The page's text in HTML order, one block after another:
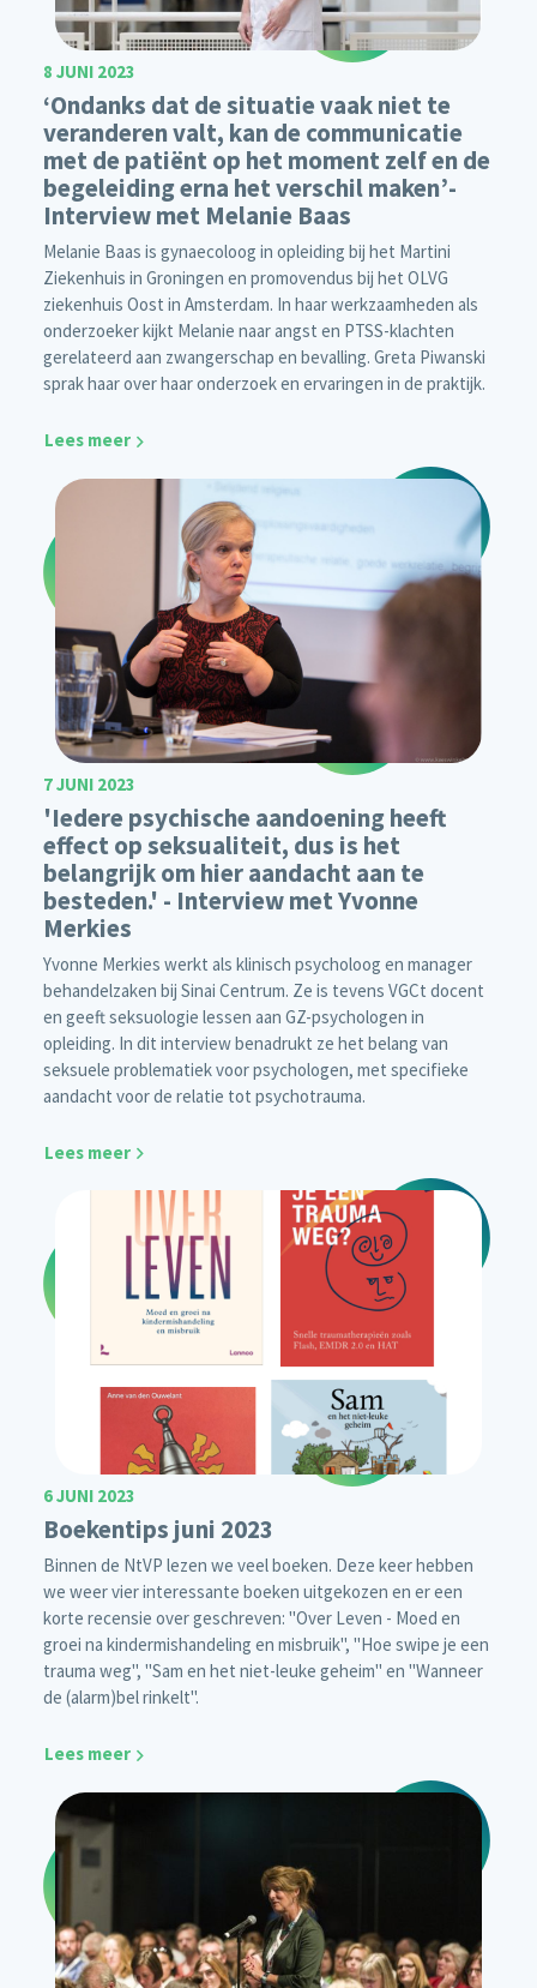
8 JUNI 2023
‘Ondanks dat de situatie vaak niet te
veranderen valt, kan de communicatie
met de patiënt op het moment zelf en de
begeleiding erna het verschil maken’-
Interview met Melanie Baas
Melanie Baas is gynaecoloog in opleiding bij het Martini
Ziekenhuis in Groningen en promovendus bij het OLVG
ziekenhuis Oost in Amsterdam. In haar werkzaamheden als
onderzoeker kijkt Melanie naar angst en PTSS-klachten
gerelateerd aan zwangerschap en bevalling. Greta Piwanski
sprak haar over haar onderzoek en ervaringen in de praktijk.
Lees meer
7 JUNI 2023
'Iedere psychische aandoening heeft
effect op seksualiteit, dus is het
belangrijk om hier aandacht aan te
besteden.' - Interview met Yvonne
Merkies
Yvonne Merkies werkt als klinisch psycholoog en manager
behandelzaken bij Sinai Centrum. Ze is tevens VGCt docent
en geeft seksuologie lessen aan GZ-psychologen in
opleiding. In dit interview benadrukt ze het belang van
seksuele problematiek voor psychologen, met specifieke
aandacht voor de relatie tot psychotrauma.
Lees meer
6 JUNI 2023
Boekentips juni 2023
Binnen de NtVP lezen we veel boeken. Deze keer hebben
we weer vier interessante boeken uitgekozen en er een
korte recensie over geschreven: "Over Leven - Moed en
groei na kindermishandeling en misbruik", "Hoe swipe je een
trauma weg", "Sam en het niet-leuke geheim" en "Wanneer
de (alarm)bel rinkelt".
Lees meer